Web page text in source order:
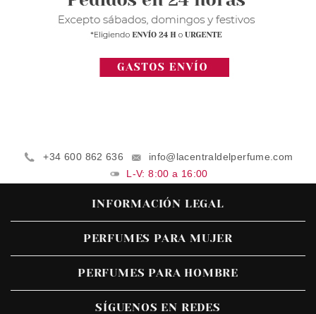
+34 600 862 636
info@lacentraldelperfume.com
L-V: 8:00 a 16:00
INFORMACIÓN LEGAL
PERFUMES PARA MUJER
PERFUMES PARA HOMBRE
SÍGUENOS EN REDES